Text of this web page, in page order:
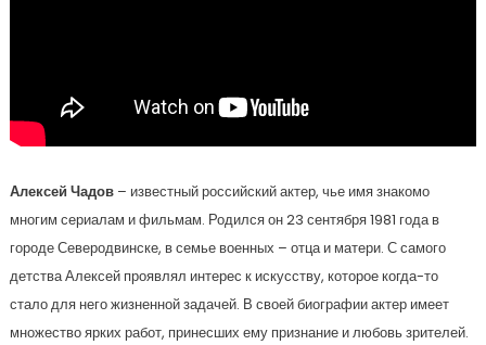
Алексей Чадов– известный российский актер, чье имя знакомо
многим сериалам и фильмам. Родился он 23 сентября 1981 года в
городе Северодвинске, в семье военных – отца и матери. С самого
детства Алексей проявлял интерес к искусству, которое когда-то
стало для него жизненной задачей. В своей биографии актер имеет
множество ярких работ, принесших ему признание и любовь зрителей.